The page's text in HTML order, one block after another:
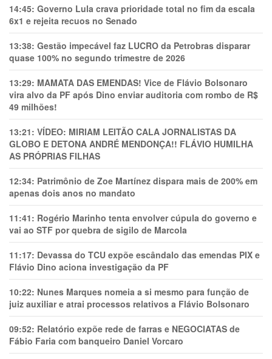
14:45: Governo Lula crava prioridade total no fim da escala
6x1 e rejeita recuos no Senado
13:38: Gestão impecável faz LUCRO da Petrobras disparar
quase 100% no segundo trimestre de 2026
13:29: MAMATA DAS EMENDAS! Vice de Flávio Bolsonaro
vira alvo da PF após Dino enviar auditoria com rombo de R$
49 milhões!
13:21: VÍDEO: MIRIAM LEITÃO CALA JORNALISTAS DA
GLOBO E DETONA ANDRÉ MENDONÇA!! FLÁVIO HUMILHA
AS PRÓPRIAS FILHAS
12:34: Patrimônio de Zoe Martínez dispara mais de 200% em
apenas dois anos no mandato
11:41: Rogério Marinho tenta envolver cúpula do governo e
vai ao STF por quebra de sigilo de Marcola
11:17: Devassa do TCU expõe escândalo das emendas PIX e
Flávio Dino aciona investigação da PF
10:22: Nunes Marques nomeia a si mesmo para função de
juiz auxiliar e atrai processos relativos a Flávio Bolsonaro
09:52: Relatório expõe rede de farras e NEGOCIATAS de
Fábio Faria com banqueiro Daniel Vorcaro